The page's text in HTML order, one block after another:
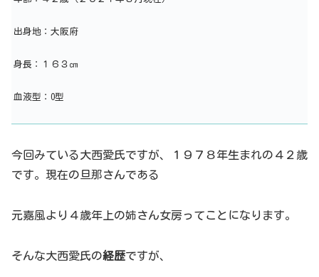
出身地：大阪府
身長：１６３㎝
血液型：O型
今回みている大西愛氏ですが、１９７８年生まれの４２歳
です。現在の旦那さんである
元嘉風より４歳年上の姉さん女房ってことになります。
そんな大西愛氏の経歴ですが、